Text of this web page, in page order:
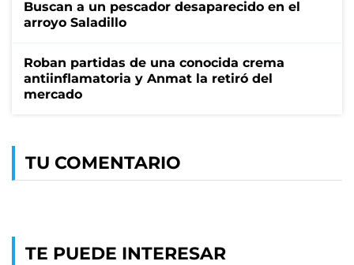
Buscan a un pescador desaparecido en el
arroyo Saladillo
Roban partidas de una conocida crema
antiinflamatoria y Anmat la retiró del
mercado
TU COMENTARIO
TE PUEDE INTERESAR